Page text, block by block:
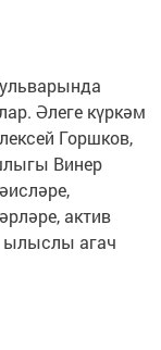
Әлеге күркәм
Горшков,
Винер
актив
агач